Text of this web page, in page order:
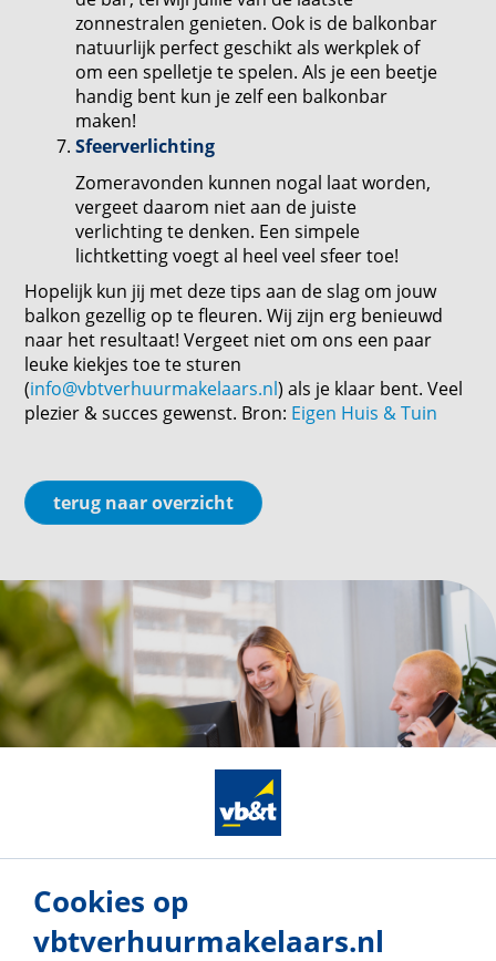
zonnestralen genieten. Ook is de balkonbar
natuurlijk perfect geschikt als werkplek of
om een spelletje te spelen. Als je een beetje
handig bent kun je zelf een balkonbar
maken!
Sfeerverlichting
Zomeravonden kunnen nogal laat worden,
vergeet daarom niet aan de juiste
verlichting te denken. Een simpele
lichtketting voegt al heel veel sfeer toe!
Hopelijk kun jij met deze tips aan de slag om jouw
balkon gezellig op te fleuren. Wij zijn erg benieuwd
naar het resultaat! Vergeet niet om ons een paar
leuke kiekjes toe te sturen
(info@vbtverhuurmakelaars.nl) als je klaar bent. Veel
plezier & succes gewenst. Bron: Eigen Huis & Tuin
terug naar overzicht
Cookies op
vbtverhuurmakelaars.nl